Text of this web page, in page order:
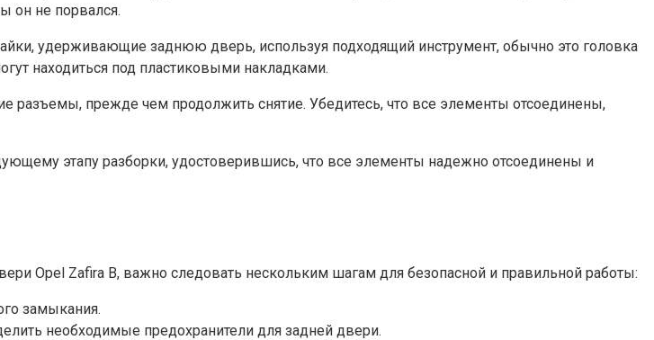
он не порвался.
удерживающие заднюю дверь, используя подходящий инструмент, обычно это головка
находиться под пластиковыми накладками.
разъемы, прежде чем продолжить снятие. Убедитесь, что все элементы отсоединены,
этапу разборки, удостоверившись, что все элементы надежно отсоединены и
Opel Zafira B, важно следовать нескольким шагам для безопасной и правильной работы:
замыкания.
необходимые предохранители для задней двери.